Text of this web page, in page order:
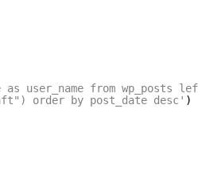
user_name from wp_posts
order by post_date desc' )